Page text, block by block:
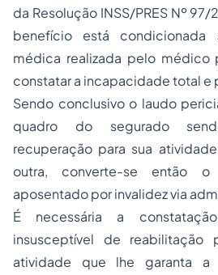
da Resolução INSS/PRES Nº
benefício está condicionada
médica realizada pelo médico
constatar a incapacidade total e
Sendo conclusivo o laudo
quadro do segurado
recuperação para sua
outra, converte-se então o
aposentado por invalidez via
É necessária a
insusceptível de reabilitação
atividade que lhe garanta a